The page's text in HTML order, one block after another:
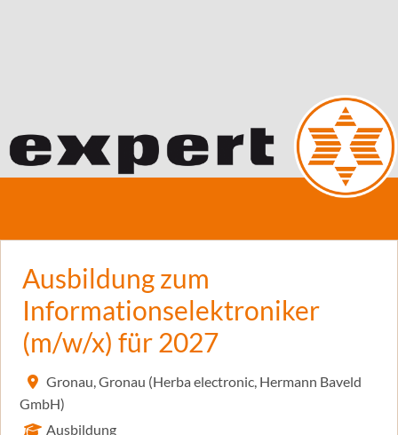
Ausbildung zum
Informationselektroniker
(m/w/x) für 2027
Gronau, Gronau (Herba electronic, Hermann Baveld
GmbH)
Ausbildung